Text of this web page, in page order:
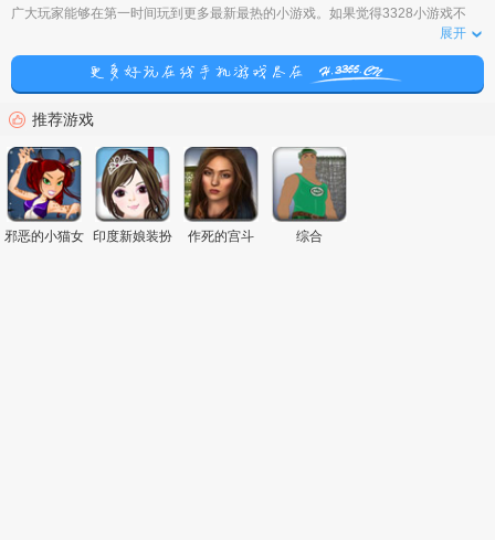
广大玩家能够在第一时间玩到更多最新最热的小游戏。如果觉得3328小游戏不
展开
推荐游戏
邪恶的小猫女 印度新娘装扮 作死的宫斗 综合